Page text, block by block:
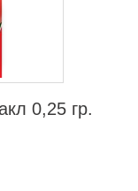
0,25 гр.